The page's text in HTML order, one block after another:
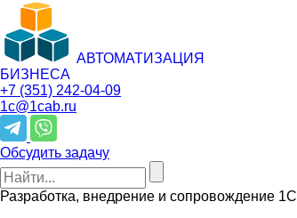
АВТОМАТИЗАЦИЯ
БИЗНЕСА
+7 (351) 242-04-09
1c@1cab.ru
Обсудить задачу
Разработка, внедрение и сопровождение 1С